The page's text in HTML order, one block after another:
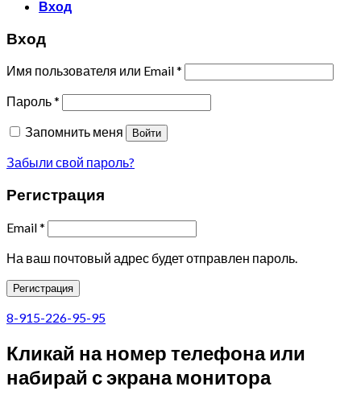
Вход
Вход
Имя пользователя или Email*
Пароль*
Запомнить меня
Войти
Забыли свой пароль?
Регистрация
Email*
На ваш почтовый адрес будет отправлен пароль.
Регистрация
8-915-226-95-95
Кликай на номер телефона или
набирай с экрана монитора